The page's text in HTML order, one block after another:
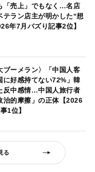
「売上」でもなく…名店
テラン店主が明かした“想
年7月バズり記事2位】
ブーメラン〉「中国人客
に好感持てない72%」韓
反中感情…中国人旅行者
治的摩擦」の正体【2026
1位】
る